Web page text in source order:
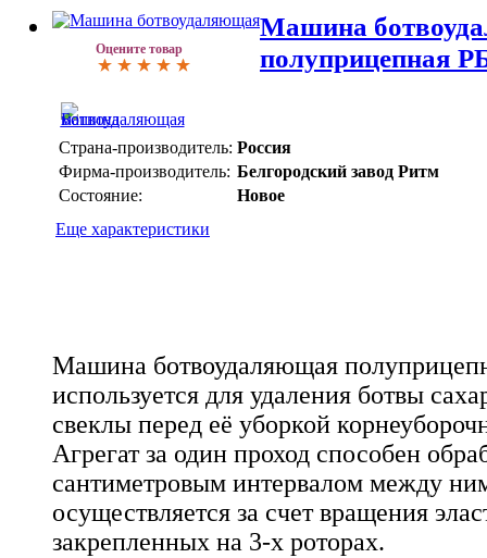
Оцените товар
Машина
полуприцепная
Страна-производитель: Россия
Фирма-производитель: Белгородский завод Ритм
Состояние:
Новое
Еще характеристики
Машина ботвоудаляющая
используется для удаления ботвы
свеклы перед её уборкой
Агрегат за один проход способен
сантиметровым интервалом между
осуществляется за счет вращения
закрепленных на 3-х роторах.